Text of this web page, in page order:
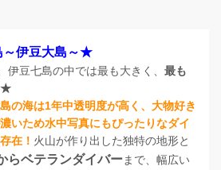
伊豆大島～★
伊豆七島の中では最も大きく、 最も
★
の海は1年中透明度が高く、大物好き
いため水中写真にもぴったりなダイ
在！ 火山が作り出した独特の地形と
らベテランダイバーまで、幅広い